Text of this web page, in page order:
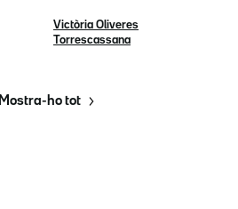
Victòria Oliveres
Torrescassana
Mostra-ho tot